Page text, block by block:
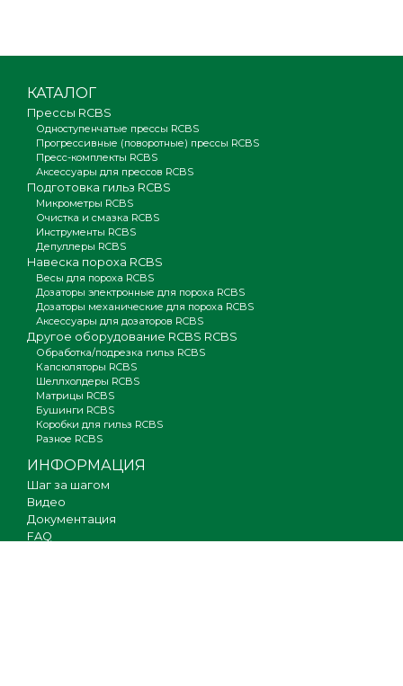
КАТАЛОГ
Прессы RCBS
Одноступенчатые прессы RCBS
Прогрессивные (поворотные) прессы RCBS
Пресс-комплекты RCBS
Аксессуары для прессов RCBS
Подготовка гильз RCBS
Микрометры RCBS
Очистка и смазка RCBS
Инструменты RCBS
Депуллеры RCBS
Навеска пороха RCBS
Весы для пороха RCBS
Дозаторы электронные для пороха RCBS
Дозаторы механические для пороха RCBS
Аксессуары для дозаторов RCBS
Другое оборудование RCBS RCBS
Обработка/подрезка гильз RCBS
Капсюляторы RCBS
Шеллхолдеры RCBS
Матрицы RCBS
Бушинги RCBS
Коробки для гильз RCBS
Разное RCBS
ИНФОРМАЦИЯ
Шаг за шагом
Видео
Документация
FAQ